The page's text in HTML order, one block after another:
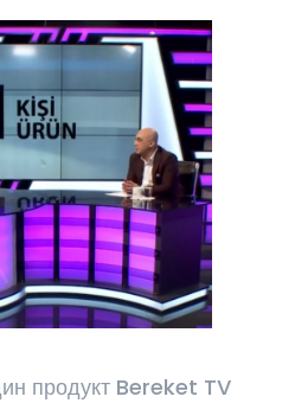
продукт Bereket TV